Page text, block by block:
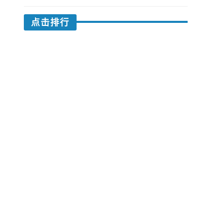
点击排行